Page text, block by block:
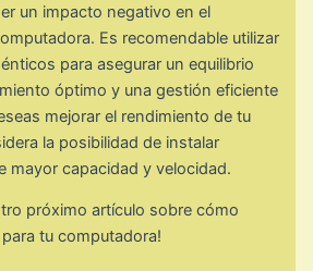
un impacto negativo en el
Es recomendable utilizar
para asegurar un equilibrio
óptimo y una gestión eficiente
mejorar el rendimiento de tu
la posibilidad de instalar
mayor capacidad y velocidad.
próximo artículo sobre cómo
tu computadora!